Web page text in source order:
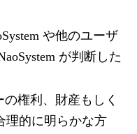
や他のユーザ
が判断した
の権利、財産もしく
理的に明らかな方